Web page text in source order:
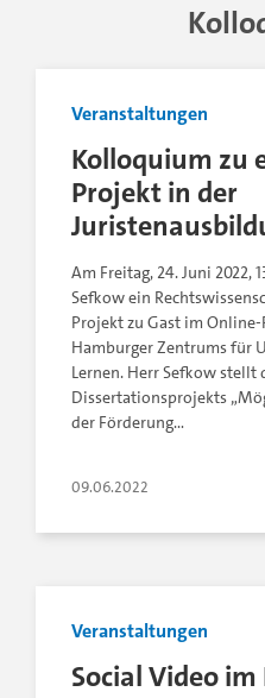
Veranstaltungen
Kolloquium zu
Projekt in der
Am Freitag, 24. Juni 2022,
Sefkow ein
Projekt zu Gast im
Hamburger Zentrums für
Lernen. Herr Sefkow stellt
Dissertationsprojekts
der Förderung…
09.06.2022
Veranstaltungen
Social Video